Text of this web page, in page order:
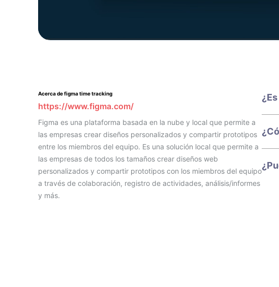
Acerca de figma time tracking
https://www.figma.com/
Figma es una plataforma basada en la nube y local que permite a
las empresas crear diseños personalizados y compartir prototipos
entre los miembros del equipo. Es una solución local que permite a
las empresas de todos los tamaños crear diseños web
personalizados y compartir prototipos con los miembros del equipo
a través de colaboración, registro de actividades, análisis/informes
y más.